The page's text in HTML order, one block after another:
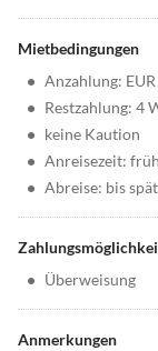
Mietbedingungen
• Anzahlung:
• Restzahlung: 4
• keine Kaution
• Anreisezeit:
• Abreise: bis
• Überweisung
Anmerkungen